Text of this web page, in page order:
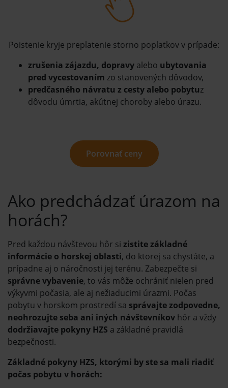
Poistenie kryje preplatenie storno poplatkov v prípade:
zrušenia zájazdu, dopravy alebo ubytovania
pred vycestovaním zo stanovených dôvodov,
predčasného návratu z cesty alebo pobytuz
dôvodu úmrtia, akútnej choroby alebo úrazu.
Porovnať ceny
Ako predchádzať úrazom na
horách?
Pred každou návštevou hôr si zistite základné
informácie o horskej oblasti, do ktorej sa chystáte, a
prípadne aj o náročnosti jej terénu. Zabezpečte si
správne vybavenie, to vás môže ochrániť nielen pred
výkyvmi počasia, ale aj nežiaducimi úrazmi. Počas
pobytu v horskom prostredí sa správajte zodpovedne,
neohrozujte seba ani iných návštevníkov hôr a vždy
dodržiavajte pokyny HZS a základné pravidlá
bezpečnosti.
Základné pokyny HZS, ktorými by ste sa mali riadiť
počas pobytu v horách: